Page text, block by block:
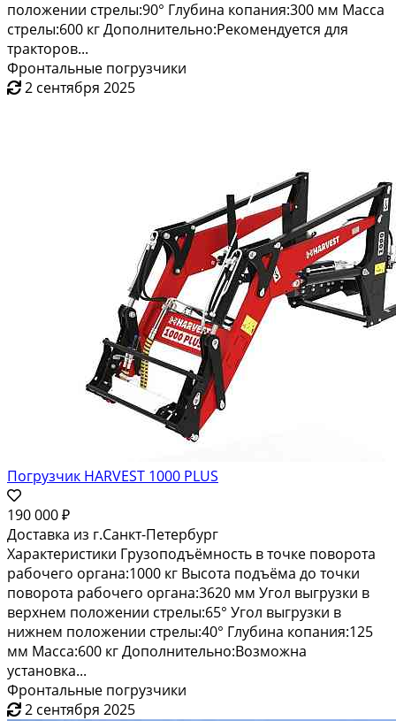
положении стрелы:90° Глубина копания:300 мм Масса
стрелы:600 кг Дополнительно:Рекомендуется для
тракторов...
Фронтальные погрузчики
2 сентября 2025
Погрузчик HARVEST 1000 PLUS
190 000 ₽
Доставка из г.Санкт-Петербург
Характеристики Грузоподъёмность в точке поворота
рабочего органа:1000 кг Высота подъёма до точки
поворота рабочего органа:3620 мм Угол выгрузки в
верхнем положении стрелы:65° Угол выгрузки в
нижнем положении стрелы:40° Глубина копания:125
мм Масса:600 кг Дополнительно:Возможна
установка...
Фронтальные погрузчики
2 сентября 2025